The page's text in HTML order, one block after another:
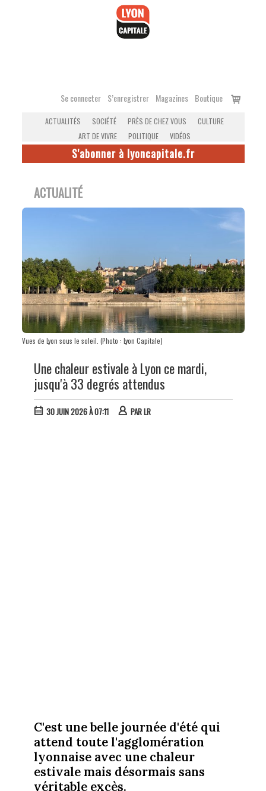
Se connecter S’enregistrer Magazines Boutique
Voir
ACTUALITÉS SOCIÉTÉ PRÈS DE CHEZ VOUS
CULTURE
ART DE VIVRE
POLITIQUE VIDÉOS
S'abonner à lyoncapitale.fr
ACTUALITÉ
Vues de Lyon sous le soleil. (Photo : Lyon Capitale)
Une chaleur estivale à Lyon ce mardi,
jusqu'à 33 degrés attendus
30 JUIN 2026 À 07:11 PARLR
C'est une belle journée d'été qui
attend toute l'agglomération
lyonnaise avec une chaleur
estivale mais désormais sans
véritable excès.